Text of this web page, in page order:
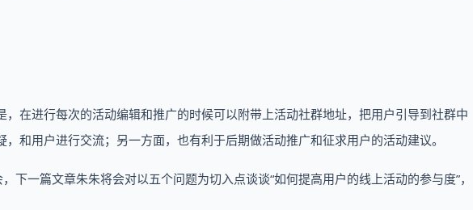
在进行每次的活动编辑和推广的时候可以附带上活动社群地址，把用户引导到社群中
和用户进行交流；另一方面，也有利于后期做活动推广和征求用户的活动建议。
下一篇文章朱朱将会对以五个问题为切入点谈谈“如何提高用户的线上活动的参与度”，